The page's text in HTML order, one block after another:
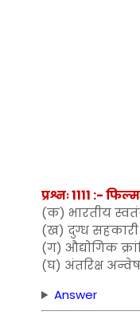
प्रश्नः 1111 :-
(क) भारतीय
(ख) दुग्ध
(ग) औद्योगिक
(घ) अंतरिक्ष
Answer